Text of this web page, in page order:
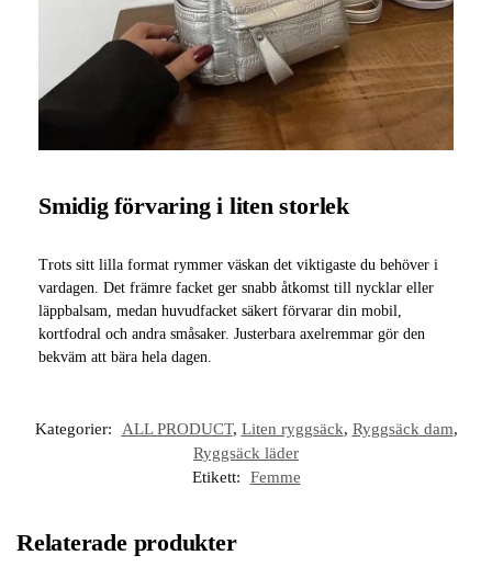
Smidig förvaring i liten storlek
Trots sitt lilla format rymmer väskan det viktigaste du behöver i
vardagen. Det främre facket ger snabb åtkomst till nycklar eller
läppbalsam, medan huvudfacket säkert förvarar din mobil,
kortfodral och andra småsaker. Justerbara axelremmar gör den
bekväm att bära hela dagen.
Kategorier: ALL PRODUCT, Liten ryggsäck, Ryggsäck dam,
Ryggsäck läder
Etikett:
Femme
Relaterade produkter